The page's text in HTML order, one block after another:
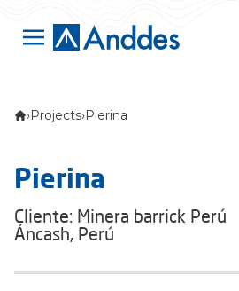
›Projects›Pierina
Pierina
Cliente: Minera barrick Perú
Áncash, Perú